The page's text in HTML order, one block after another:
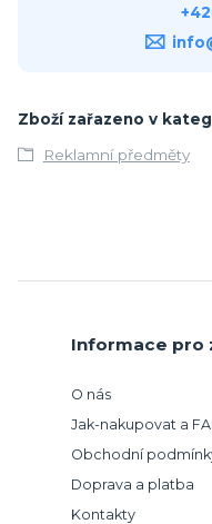
Zboží zařazeno v
Reklamní předměty
Informace pro
O nás
Jak-nakupovat a
Obchodní
Doprava a platba
Kontakty